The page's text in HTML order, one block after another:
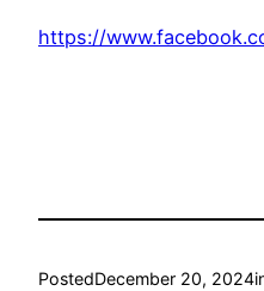
https://
PostedDecember 20, 2024